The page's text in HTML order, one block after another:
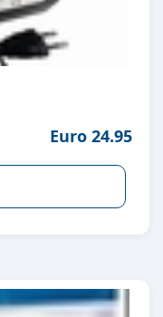
Euro 24.95